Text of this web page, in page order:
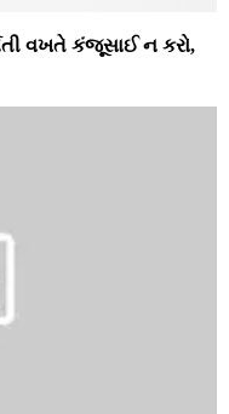
વખતે કંજૂસાઈ ન કરો,